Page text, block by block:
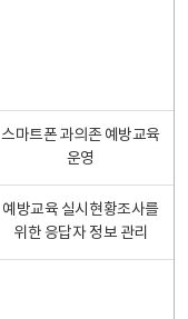
스마트폰 과의존 예방교육
운영
예방교육 실시현황조사를
위한 응답자 정보 관리